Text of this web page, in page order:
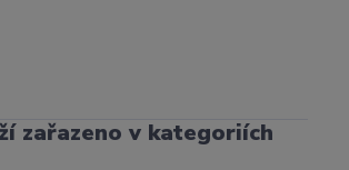
zařazeno v kategoriích